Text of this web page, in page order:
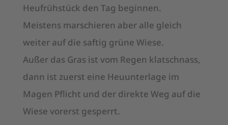
Heufrühstück den Tag beginnen.
Meistens marschieren aber alle gleich
weiter auf die saftig grüne Wiese.
Außer das Gras ist vom Regen klatschnass,
dann ist zuerst eine Heuunterlage im
Magen Pflicht und der direkte Weg auf die
Wiese vorerst gesperrt.